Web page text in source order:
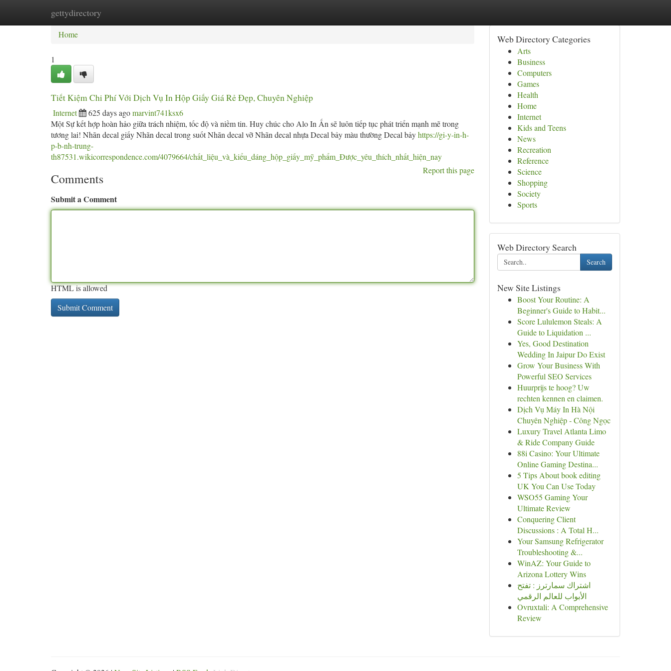
gettydirectory
Home New Site Listings
Home
1
Tiết Kiệm Chi Phí Với Dịch Vụ In Hộp Giấy Giá Rẻ Đẹp, Chuyên Nghiệp
Internet 625 days agomarvint741ksx6
Một Sự kết hợp hoàn hảo giữa trách nhiệm, tốc độ và niềm tin. Huy chúc cho Alo In Ấn sẽ luôn tiếp tục phát triển mạnh mẽ trong
tương lai! Nhãn decal giấy Nhãn decal trong suốt Nhãn decal vỡ Nhãn decal nhựa Decal bảy màu thường Decal bảyhttps://gi-y-in-h-
p-b-nh-trung-
th87531.wikicorrespondence.com/4079664/chất_liệu_và_kiểu_dáng_hộp_giấy_mỹ_phẩm_Được_yêu_thích_nhất_hiện_nay
Report this page
Comments
Submit a Comment
HTML is allowed
Web Directory Categories
Arts
Business
Computers
Games
Health
Home
Internet
Kids and Teens
News
Recreation
Reference
Science
Shopping
Society
Sports
Web Directory Search
Search
New Site Listings
Boost Your Routine: A
Beginner's Guide to Habit...
Score Lululemon Steals: A
Guide to Liquidation ...
Yes, Good Destination
Wedding In Jaipur Do Exist
Grow Your Business With
Powerful SEO Services
Huurprijs te hoog? Uw
rechten kennen en claimen.
Dịch Vụ Máy In Hà Nội
Chuyên Nghiệp - Công Ngọc
Luxury Travel Atlanta Limo
& Ride Company Guide
88i Casino: Your Ultimate
Online Gaming Destina...
5 Tips About book editing
UK You Can Use Today
WSO55 Gaming Your
Ultimate Review
Conquering Client
Discussions : A Total H...
Your Samsung Refrigerator
Troubleshooting &...
WinAZ: Your Guide to
Arizona Lottery Wins
اشتراك سمارترز : تفتح
الأبواب للعالم الرقمي
Ovruxtali: A Comprehensive
Review